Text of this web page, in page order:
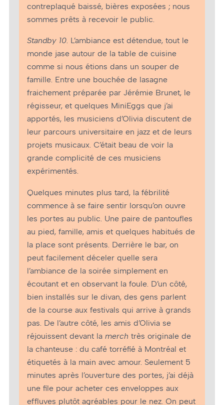
contreplaqué baissé, bières exposées ; nous
sommes prêts à recevoir le public.
Standby 10. L’ambiance est détendue, tout le
monde jase autour de la table de cuisine
comme si nous étions dans un souper de
famille. Entre une bouchée de lasagne
fraichement préparée par Jérémie Brunet, le
régisseur, et quelques MiniEggs que j’ai
apportés, les musiciens d’Olivia discutent de
leur parcours universitaire en jazz et de leurs
projets musicaux. C’était beau de voir la
grande complicité de ces musiciens
expérimentés.
Quelques minutes plus tard, la fébrilité
commence à se faire sentir lorsqu’on ouvre
les portes au public. Une paire de pantoufles
au pied, famille, amis et quelques habitués de
la place sont présents. Derrière le bar, on
peut facilement déceler quelle sera
l’ambiance de la soirée simplement en
écoutant et en observant la foule. D’un côté,
bien installés sur le divan, des gens parlent
de la course aux festivals qui arrive à grands
pas. De l’autre côté, les amis d’Olivia se
réjouissent devant lamerchtrès originale de
la chanteuse : du café torréfié à Montréal et
étiquetés à la main avec amour. Seulement 5
minutes après l’ouverture des portes, j’ai déjà
une file pour acheter ces enveloppes aux
effluves plutôt agréables pour le nez. On peut